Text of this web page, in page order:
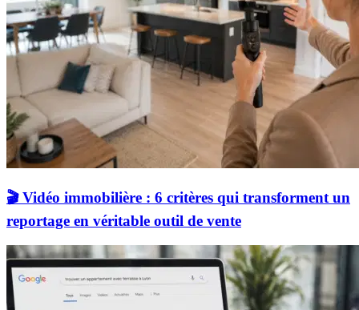
🎬 Vidéo immobilière : 6 critères qui transforment un
reportage en véritable outil de vente